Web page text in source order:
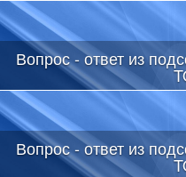
Вопрос - ответ из
Вопрос - ответ из